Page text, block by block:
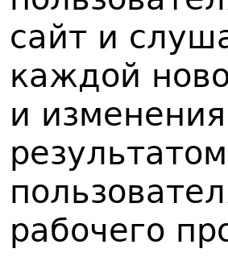
сайт и
каждой
и
рабочего